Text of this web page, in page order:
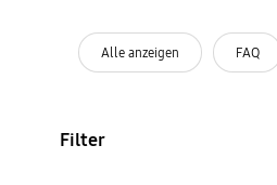
Alle anzeigen FAQ
Filter